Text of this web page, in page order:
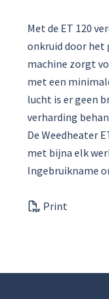
Met de ET 120
onkruid door het
machine zorgt
met een
lucht is er geen
verharding
De Weedheater
met bijna elk
Ingebruikname
Print